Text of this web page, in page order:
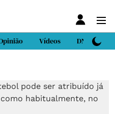
Vídeos DN Sport